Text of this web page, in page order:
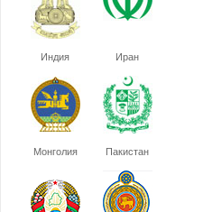
Индия Иран
Монголия Пакистан